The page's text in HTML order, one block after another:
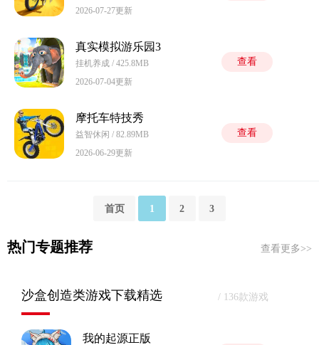
2026-07-27更新
真实模拟游乐园3
挂机养成 / 425.8MB
2026-07-04更新
查看
摩托车特技秀
益智休闲 / 82.89MB
2026-06-29更新
查看
首页 1 2 3
热门专题推荐 查看更多>>
沙盒创造类游戏下载精选 / 136款游戏
我的起源正版